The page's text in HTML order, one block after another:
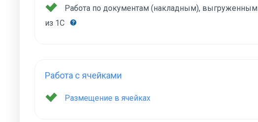
Работа по документам (накладным), выгруженным
из 1С
Работа с ячейками
Размещение в ячейках